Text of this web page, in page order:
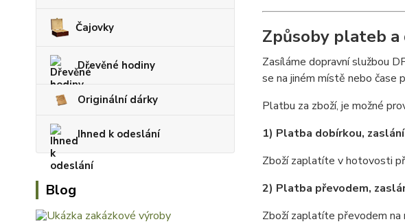
Čajovky
Dřevěné hodiny
Originální dárky
Ihned k odeslání
Blog
Způsoby plateb a
Zasíláme dopravní službou
se na jiném místě nebo čase
Platbu za zboží, je možné
1) Platba dobírkou,
Zboží zaplatíte v hotovosti
2) Platba převodem,
Zboží zaplatíte převodem